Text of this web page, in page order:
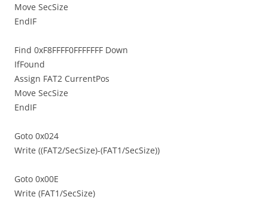
Move SecSize
EndIF
Find 0xF8FFFF0FFFFFFF Down
IfFound
Assign FAT2 CurrentPos
Move SecSize
EndIF
Goto 0x024
Write ((FAT2/SecSize)-(FAT1/SecSize))
Goto 0x00E
Write (FAT1/SecSize)